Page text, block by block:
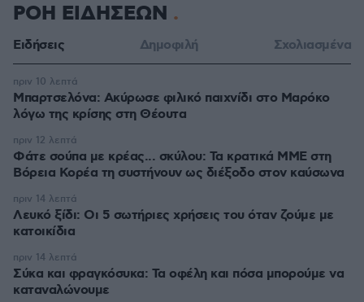
ΡΟΗ ΕΙΔΗΣΕΩΝ
Ειδήσεις Δημοφιλή Σχολιασμένα
Μπαρτσελόνα: Ακύρωσε φιλικό παιχνίδι στο Μαρόκο
λόγω της κρίσης στη Θέουτα
πριν 10 λεπτά
Φάτε σούπα με κρέας... σκύλου: Τα κρατικά ΜΜΕ στη
Βόρεια Κορέα τη συστήνουν ως διέξοδο στον καύσωνα
πριν 12 λεπτά
Λευκό ξίδι: Οι 5 σωτήριες χρήσεις του όταν ζούμε με
κατοικίδια
πριν 14 λεπτά
Σύκα και φραγκόσυκα: Τα οφέλη και πόσα μπορούμε να
καταναλώνουμε
πριν 14 λεπτά